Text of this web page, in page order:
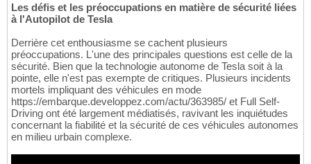
Les défis et les préoccupations en matière de sécurité liées
à l'Autopilot de Tesla
Derrière cet enthousiasme se cachent plusieurs
préoccupations. L'une des principales questions est celle de la
sécurité. Bien que la technologie autonome de Tesla soit à la
pointe, elle n'est pas exempte de critiques. Plusieurs incidents
mortels impliquant des véhicules en mode
https://embarque.developpez.com/actu/363985/ et Full Self-
Driving ont été largement médiatisés, ravivant les inquiétudes
concernant la fiabilité et la sécurité de ces véhicules autonomes
en milieu urbain complexe.